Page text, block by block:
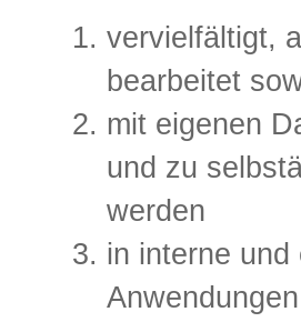
vervielfältigt,
bearbeitet
mit eigenen
und zu
werden
in interne